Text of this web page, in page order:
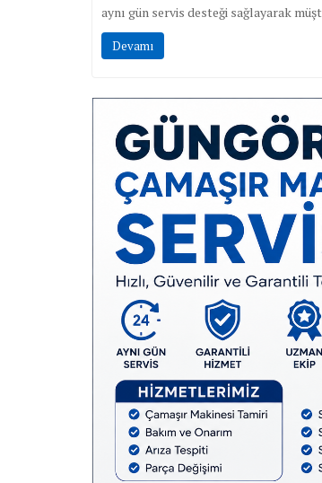
aynı gün servis desteği sağlayarak
Devamı